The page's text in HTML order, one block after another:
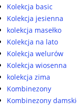
Kolekcja basic
Kolekcja jesienna
kolekcja masełko
Kolekcja na lato
Kolekcja welurów
Kolekcja wiosenna
kolekcja zima
Kombinezony
Kombinezony